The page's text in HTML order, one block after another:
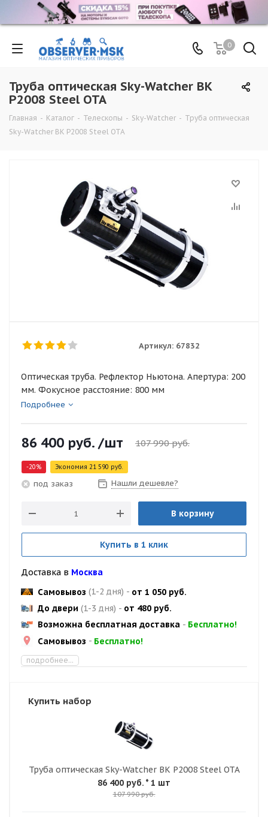
0
Труба оптическая Sky-Watcher BK
P2008 Steel OTA
Главная - Каталог - Телескопы - Sky-Watcher - Труба оптическая
Sky-Watcher BK P2008 Steel OTA
Артикул: 67832
Оптическая труба. Рефлектор Ньютона. Апертура: 200
мм. Фокусное расстояние: 800 мм
Подробнее
86 400 руб. /шт 107 990руб.
-20% Экономия 21 590 руб.
под заказ Нашли дешевле?
В корзину
Купить в 1 клик
Доставка в Москва
Самовывоз (1-2 дня) - от 1 050 руб.
До двери (1-3 дня) - от 480 руб.
Возможна бесплатная доставка - Бесплатно!
Самовывоз - Бесплатно!
подробнее...
Купить набор
Труба оптическая Sky-Watcher BK P2008 Steel OTA
86 400 руб. * 1 шт
107 990 руб.